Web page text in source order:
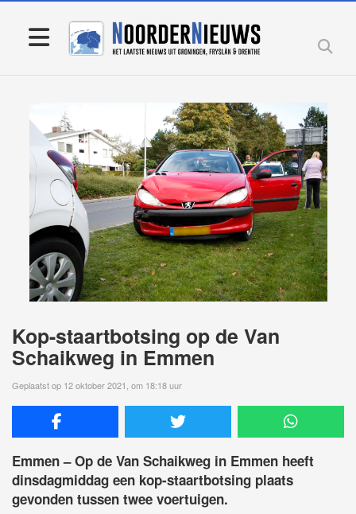
Kop-staartbotsing op de Van
Schaikweg in Emmen
Geplaatst op 12 oktober 2021, om 18:18 uur
Emmen – Op de Van Schaikweg in Emmen heeft
dinsdagmiddag een kop-staartbotsing plaats
gevonden tussen twee voertuigen.